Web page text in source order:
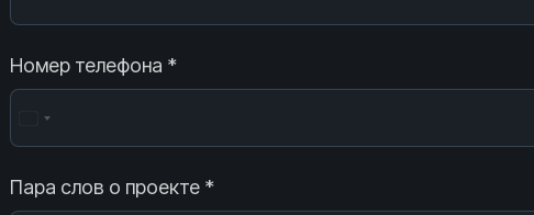
Номер телефона *
Пара слов о проекте *